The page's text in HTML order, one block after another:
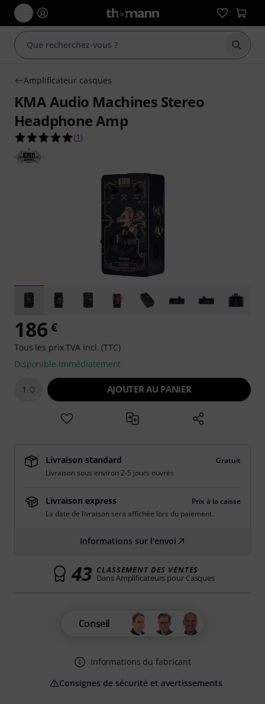
Amplificateur casques
KMA Audio Machines Stereo
Headphone Amp
5.0 étoiles sur 5 d'après 1 évaluations clients
(1 )
186 €
Tous les prix TVA incl. (TTC)
Disponible immédiatement
1 AJOUTER AU PANIER
Livraison standard
Gratuit
Livraison sous environ 2-5 jours ouvrés
Livraison express
Prix à la caisse
La date de livraison sera affichée lors du paiement.
Informations sur l'envoi
43 CLASSEMENT DES VENTES
Dans Amplificateurs pour Casques
Conseil
Informations du fabricant
Consignes de sécurité et avertissements